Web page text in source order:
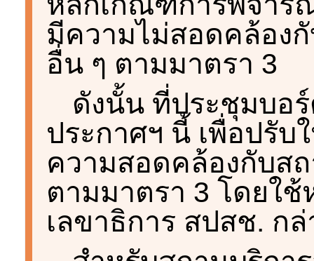
มีความไม่สอดคล้อง
อื่น ๆ ตามมาตรา 3
ดังนั้น ที่ประชุมบอ
ประกาศฯ นี้ เพื่อปรั
ความสอดคล้องกับส
ตามมาตรา 3 โดยใ
เลขาธิการ สปสช. กล่